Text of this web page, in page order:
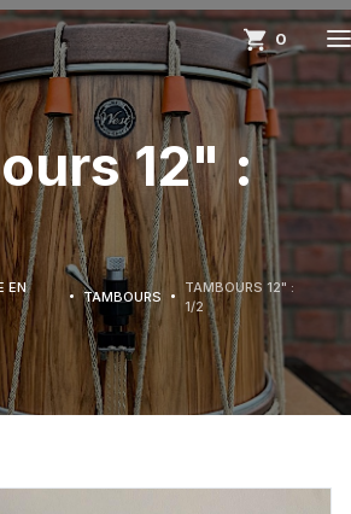
0
12" :
EN
TAMBOURS
TAMBOURS 12" :
1/2